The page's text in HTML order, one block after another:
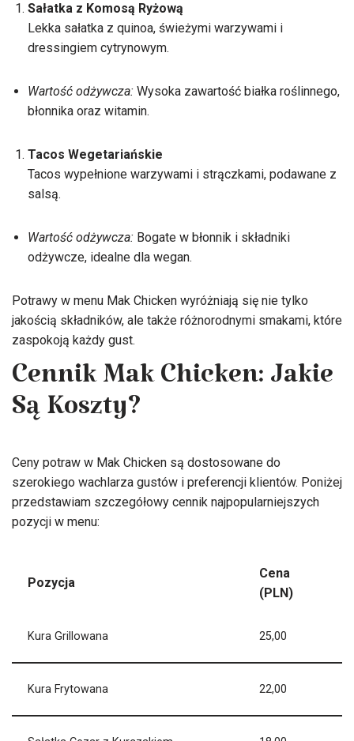
Sałatka z Komosą Ryżową
Lekka sałatka z quinoa, świeżymi warzywami i
dressingiem cytrynowym.
Wartość odżywcza: Wysoka zawartość białka roślinnego,
błonnika oraz witamin.
Tacos Wegetariańskie
Tacos wypełnione warzywami i strączkami, podawane z
salsą.
Wartość odżywcza: Bogate w błonnik i składniki
odżywcze, idealne dla wegan.
Potrawy w menu Mak Chicken wyróżniają się nie tylko
jakością składników, ale także różnorodnymi smakami, które
zaspokoją każdy gust.
Cennik Mak Chicken: Jakie
Są Koszty?
Ceny potraw w Mak Chicken są dostosowane do
szerokiego wachlarza gustów i preferencji klientów. Poniżej
przedstawiam szczegółowy cennik najpopularniejszych
pozycji w menu:
Pozycja
Cena
(PLN)
Kura Grillowana 25,00
Kura Frytowana 22,00